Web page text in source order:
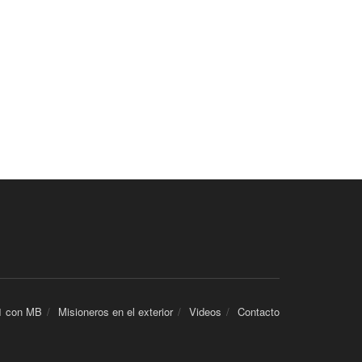
con MB Misioneros en el exterior Videos Contacto